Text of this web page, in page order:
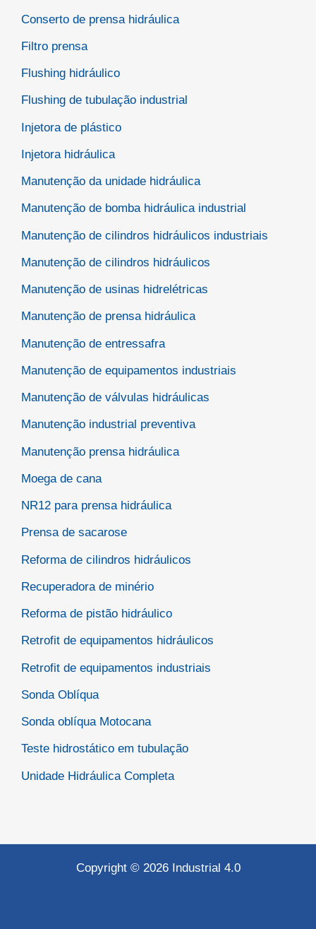
Conserto de prensa hidráulica
Filtro prensa
Flushing hidráulico
Flushing de tubulação industrial
Injetora de plástico
Injetora hidráulica
Manutenção da unidade hidráulica
Manutenção de bomba hidráulica industrial
Manutenção de cilindros hidráulicos industriais
Manutenção de cilindros hidráulicos
Manutenção de usinas hidrelétricas
Manutenção de prensa hidráulica
Manutenção de entressafra
Manutenção de equipamentos industriais
Manutenção de válvulas hidráulicas
Manutenção industrial preventiva
Manutenção prensa hidráulica
Moega de cana
NR12 para prensa hidráulica
Prensa de sacarose
Reforma de cilindros hidráulicos
Recuperadora de minério
Reforma de pistão hidráulico
Retrofit de equipamentos hidráulicos
Retrofit de equipamentos industriais
Sonda Oblíqua
Sonda oblíqua Motocana
Teste hidrostático em tubulação
Unidade Hidráulica Completa
Copyright © 2026 Industrial 4.0